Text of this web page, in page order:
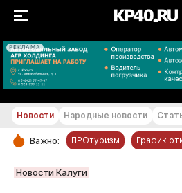
РЕКЛАМА
РУБРИКИ
Новости Народные новости
Важно: ПРОтуризм График
Новости Калуги